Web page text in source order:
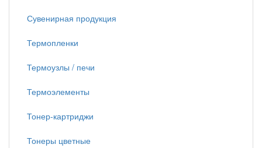
Сувенирная продукция
Термопленки
Термоузлы / печи
Термоэлементы
Тонер-картриджи
Тонеры цветные